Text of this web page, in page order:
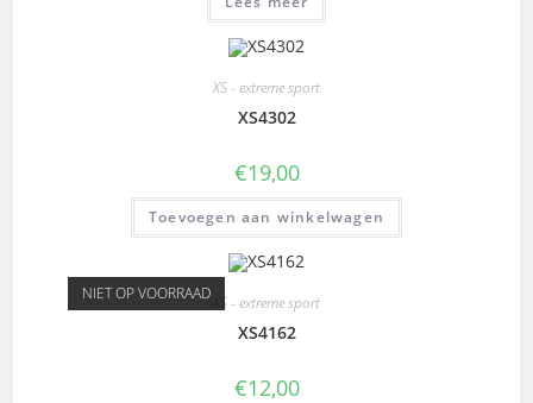
XS - extreme sport
XS4302
€19,00
Toevoegen aan winkelwagen
NIET OP VOORRAAD XS - extreme sport
XS4162
€12,00